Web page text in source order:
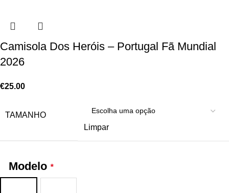
Camisola Dos Heróis – Portugal Fã Mundial
2026
€25.00
TAMANHO
Limpar
Modelo *